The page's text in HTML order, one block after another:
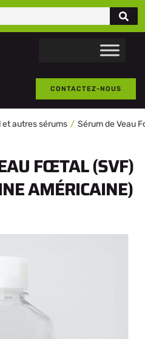
CONTACTEZ-NOUS
autres sérums Sérum de Veau
FŒTAL (SVF)
AMÉRICAINE)